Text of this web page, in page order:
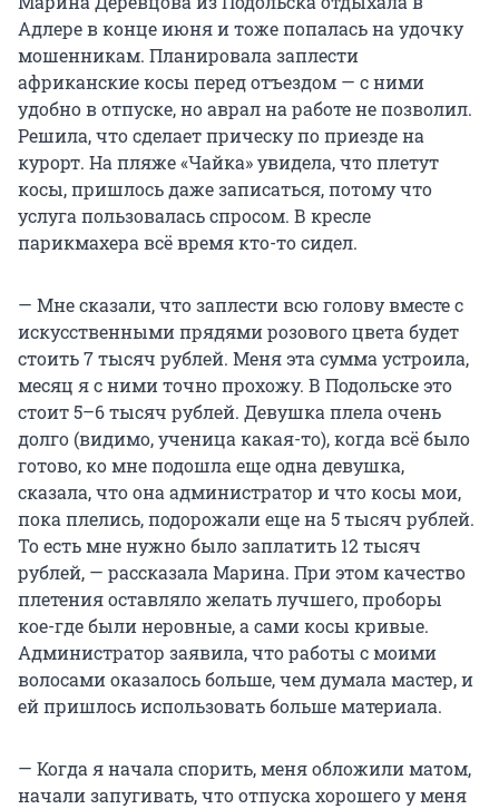
Адлере в конце июня и тоже попалась на удочку
мошенникам. Планировала заплести
африканские косы перед отъездом — с ними
удобно в отпуске, но аврал на работе не позволил.
Решила, что сделает прическу по приезде на
курорт. На пляже «Чайка» увидела, что плетут
косы, пришлось даже записаться, потому что
услуга пользовалась спросом. В кресле
парикмахера всё время кто-то сидел.
— Мне сказали, что заплести всю голову вместе с
искусственными прядями розового цвета будет
стоить 7 тысяч рублей. Меня эта сумма устроила,
месяц я с ними точно прохожу. В Подольске это
стоит 5–6 тысяч рублей. Девушка плела очень
долго (видимо, ученица какая-то), когда всё было
готово, ко мне подошла еще одна девушка,
сказала, что она администратор и что косы мои,
пока плелись, подорожали еще на 5 тысяч рублей.
То есть мне нужно было заплатить 12 тысяч
рублей, — рассказала Марина. При этом качество
плетения оставляло желать лучшего, проборы
кое-где были неровные, а сами косы кривые.
Администратор заявила, что работы с моими
волосами оказалось больше, чем думала мастер, и
ей пришлось использовать больше материала.
— Когда я начала спорить, меня обложили матом,
начали запугивать, что отпуска хорошего у меня